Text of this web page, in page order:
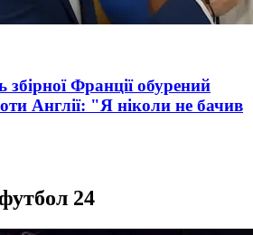
Франції обурений
Англії: "Я ніколи не бачив
24